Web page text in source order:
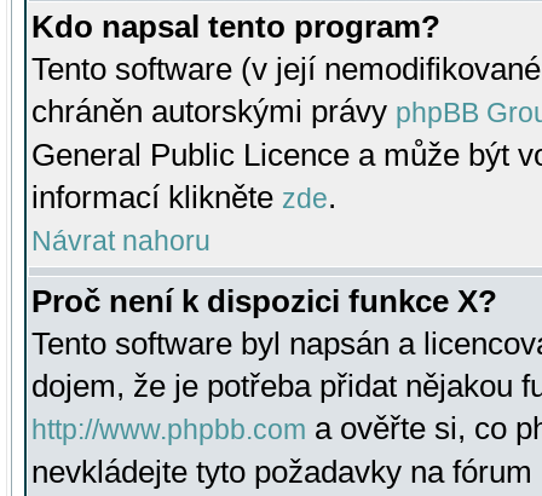
Kdo napsal tento program?
Tento software (v její
chráněn autorskými právy phpBB
General Public Licence a může být
informací klikněte zde.
Návrat nahoru
Proč není k dispozici funkce X?
Tento software byl napsán a
dojem, že je potřeba přidat nějakou
http://www.phpbb.com a ověřte si, co
nevkládejte tyto požadavky na